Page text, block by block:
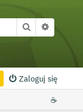
Szukaj
Zaloguj się
☕